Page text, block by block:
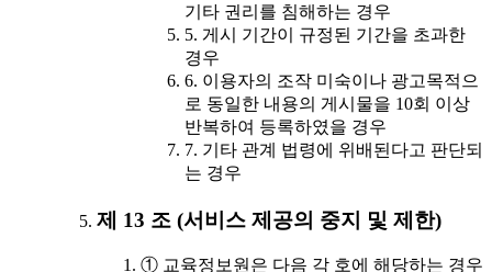
기타 권리를 침해하는 경우
5. 게시 기간이 규정된 기간을 초과한
경우
6. 이용자의 조작 미숙이나 광고목적으
로 동일한 내용의 게시물을 10회 이상
반복하여 등록하였을 경우
7. 기타 관계 법령에 위배된다고 판단되
는 경우
제 13 조 (서비스 제공의 중지 및 제한)
① 교육정보원은 다음 각 호에 해당하는 경우